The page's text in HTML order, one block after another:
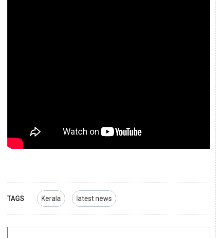
TAGS Kerala latest news